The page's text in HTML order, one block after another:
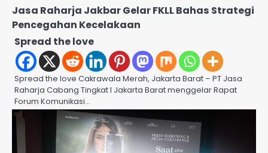
Jasa Raharja Jakbar Gelar FKLL Bahas Strategi
Pencegahan Kecelakaan
Spread the love
Spread the love Cakrawala Merah, Jakarta Barat – PT Jasa
Raharja Cabang Tingkat I Jakarta Barat menggelar Rapat
Forum Komunikasi…